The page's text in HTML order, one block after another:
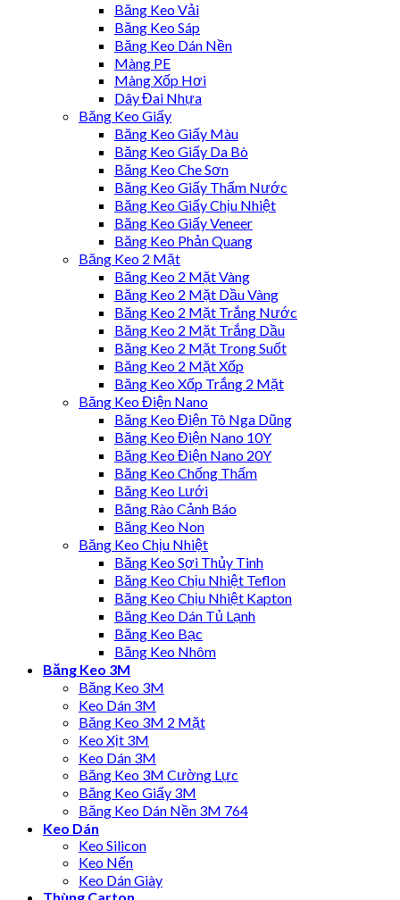
Băng Keo Vải
Băng Keo Sáp
Băng Keo Dán Nền
Màng PE
Màng Xốp Hơi
Dây Đai Nhựa
Băng Keo Giấy
Băng Keo Giấy Màu
Băng Keo Giấy Da Bò
Băng Keo Che Sơn
Băng Keo Giấy Thấm Nước
Băng Keo Giấy Chịu Nhiệt
Băng Keo Giấy Veneer
Băng Keo Phản Quang
Băng Keo 2 Mặt
Băng Keo 2 Mặt Vàng
Băng Keo 2 Mặt Dầu Vàng
Băng Keo 2 Mặt Trắng Nước
Băng Keo 2 Mặt Trắng Dầu
Băng Keo 2 Mặt Trong Suốt
Băng Keo 2 Mặt Xốp
Băng Keo Xốp Trắng 2 Mặt
Băng Keo Điện Nano
Băng Keo Điện Tô Nga Dũng
Băng Keo Điện Nano 10Y
Băng Keo Điện Nano 20Y
Băng Keo Chống Thấm
Băng Keo Lưới
Băng Rào Cảnh Báo
Băng Keo Non
Băng Keo Chịu Nhiệt
Băng Keo Sợi Thủy Tinh
Băng Keo Chịu Nhiệt Teflon
Băng Keo Chịu Nhiệt Kapton
Băng Keo Dán Tủ Lạnh
Băng Keo Bạc
Băng Keo Nhôm
Băng Keo 3M
Băng Keo 3M
Keo Dán 3M
Băng Keo 3M 2 Mặt
Keo Xịt 3M
Keo Dán 3M
Băng Keo 3M Cường Lực
Băng Keo Giấy 3M
Băng Keo Dán Nền 3M 764
Keo Dán
Keo Silicon
Keo Nến
Keo Dán Giày